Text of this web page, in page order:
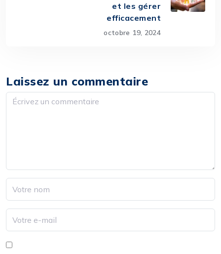
et les gérer
efficacement
octobre 19, 2024
Laissez un commentaire